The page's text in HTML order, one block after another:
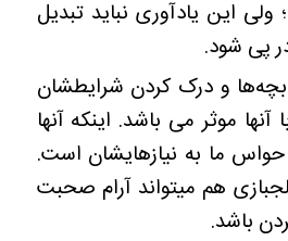
ولی این یادآوری نباید تبدیل
پی شود.
و درک کردن شرایطشان
آنها موثر می باشد. اینکه آنها
ما به نیازهایشان است.
هم میتواند آرام صحبت
باشد.